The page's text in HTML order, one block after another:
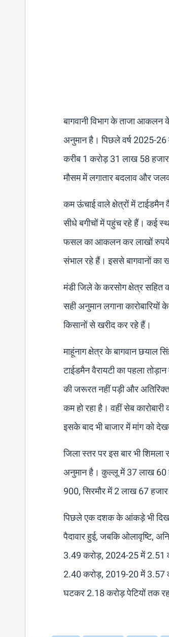
बागवानी विभाग के ताजा
अनुमान है। पिछले वर्ष 2025-
करीब 1 करोड़ 31 लाख 58 हजार
मौसम में लगातार बदलाव और
कम ऊंचाई वाले क्षेत्रों में टाईडमैन
सीधे बगीचों में पहुंच रहे हैं। कई
फसल का आकलन कर लाखों रुपये के
संभाल रहे हैं। इससे बागवानों का
मंडी जिले के करसोग क्षेत्र
सही अनुमान लगाना
किसानों से खरीद कर रहे हैं।
माहूंनाग क्षेत्र के बागवान छयाल
टाईडमैन वैरायटी का पहला
की जरूरत नहीं पड़ी और
कम हो रहा है। वहीं सेब
इसके बाद भी बाजार में मांग को
जिला स्तर पर इस बार भी
अनुमान है। कुल्लू में 37 लाख 60
900, सिरमौर में 2 लाख 67
पिछले एक दशक के आंकड़े भी
पैदावार हुई, जबकि ओलावृष्टि,
3.49 करोड़, 2024-25 में 2.51
2.40 करोड़, 2019-20 में 3.57
घटकर 2.18 करोड़ पेटियों तक